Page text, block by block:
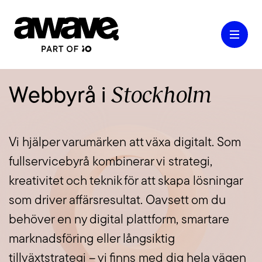
Våra tjänster
Kontakt
Kunskap & Inspiration
Webbyrå i Stockholm
Vi hjälper varumärken att växa digitalt. Som
fullservicebyrå kombinerar vi strategi,
kreativitet och teknik för att skapa lösningar
som driver affärsresultat. Oavsett om du
behöver en ny digital plattform, smartare
marknadsföring eller långsiktig
tillväxtstrategi – vi finns med dig hela vägen